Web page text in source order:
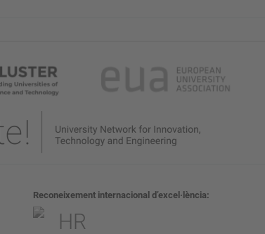
Reconeixement internacional d’excel·lència